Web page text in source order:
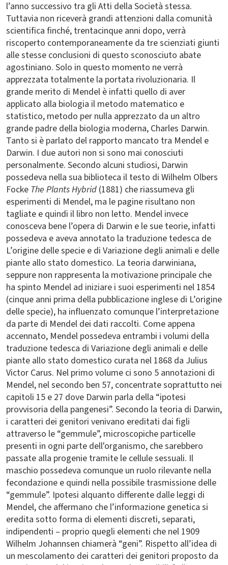
l’anno successivo tra gli Atti della Società stessa.
Tuttavia non riceverà grandi attenzioni dalla comunità
scientifica finché, trentacinque anni dopo, verrà
riscoperto contemporaneamente da tre scienziati giunti
alle stesse conclusioni di questo sconosciuto abate
agostiniano. Solo in questo momento ne verrà
apprezzata totalmente la portata rivoluzionaria. Il
grande merito di Mendel è infatti quello di aver
applicato alla biologia il metodo matematico e
statistico, metodo per nulla apprezzato da un altro
grande padre della biologia moderna, Charles Darwin.
Tanto si è parlato del rapporto mancato tra Mendel e
Darwin. I due autori non si sono mai conosciuti
personalmente. Secondo alcuni studiosi, Darwin
possedeva nella sua biblioteca il testo di Wilhelm Olbers
Focke The Plants Hybrid (1881) che riassumeva gli
esperimenti di Mendel, ma le pagine risultano non
tagliate e quindi il libro non letto. Mendel invece
conosceva bene l’opera di Darwin e le sue teorie, infatti
possedeva e aveva annotato la traduzione tedesca de
L’origine delle specie e di Variazione degli animali e delle
piante allo stato domestico. La teoria darwiniana,
seppure non rappresenta la motivazione principale che
ha spinto Mendel ad iniziare i suoi esperimenti nel 1854
(cinque anni prima della pubblicazione inglese di L’origine
delle specie), ha influenzato comunque l’interpretazione
da parte di Mendel dei dati raccolti. Come appena
accennato, Mendel possedeva entrambi i volumi della
traduzione tedesca di Variazione degli animali e delle
piante allo stato domestico curata nel 1868 da Julius
Victor Carus. Nel primo volume ci sono 5 annotazioni di
Mendel, nel secondo ben 57, concentrate soprattutto nei
capitoli 15 e 27 dove Darwin parla della “ipotesi
provvisoria della pangenesi”. Secondo la teoria di Darwin,
i caratteri dei genitori venivano ereditati dai figli
attraverso le “gemmule”, microscopiche particelle
presenti in ogni parte dell'organismo, che sarebbero
passate alla progenie tramite le cellule sessuali. Il
maschio possedeva comunque un ruolo rilevante nella
fecondazione e quindi nella possibile trasmissione delle
“gemmule”. Ipotesi alquanto differente dalle leggi di
Mendel, che affermano che l’informazione genetica si
eredita sotto forma di elementi discreti, separati,
indipendenti – proprio quegli elementi che nel 1909
Wilhelm Johannsen chiamerà “geni”. Rispetto all’idea di
un mescolamento dei caratteri dei genitori proposto da